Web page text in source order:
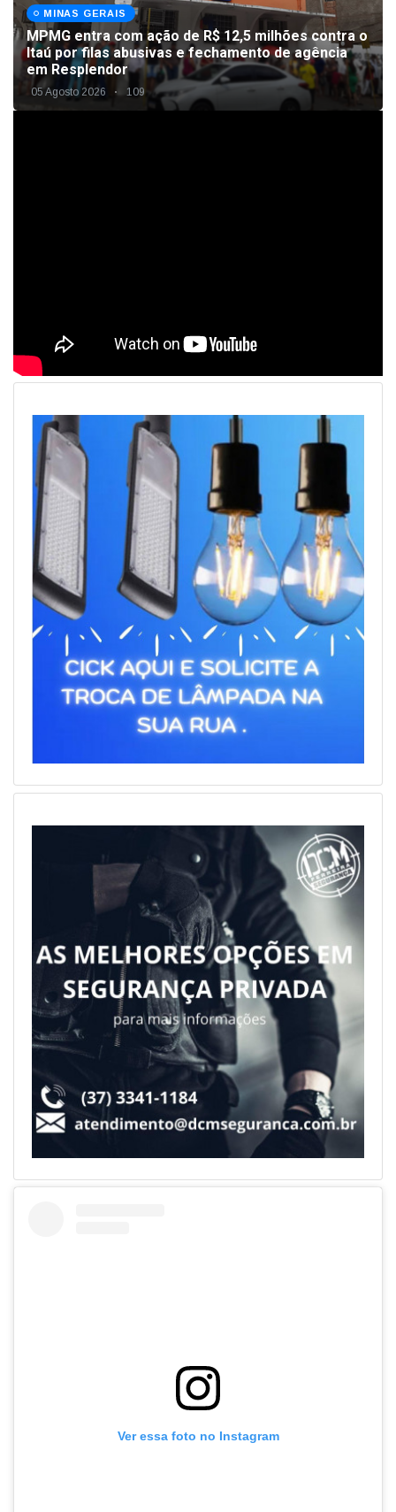
MINAS GERAIS
MPMG entra com ação de R$ 12,5 milhões contra o
Itaú por filas abusivas e fechamento de agência
em Resplendor
05 Agosto 2026 109
Ver essa foto no Instagram